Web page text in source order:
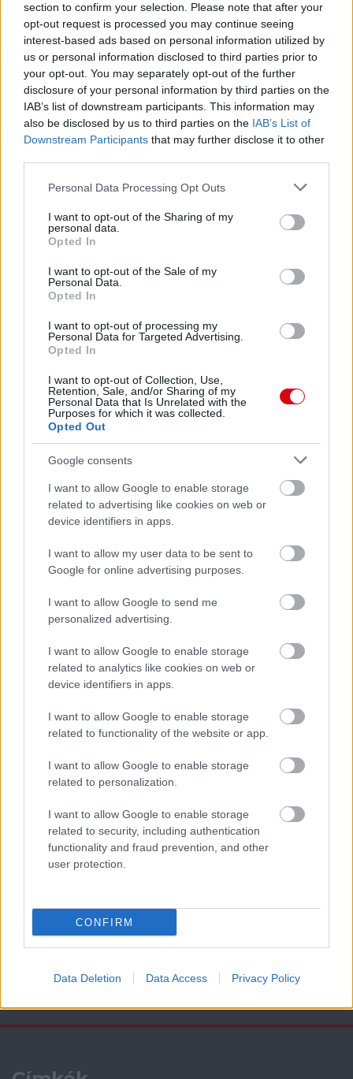
section to confirm your selection. Please note that after your
opt-out request is processed you may continue seeing
interest-based ads based on personal information utilized by
us or personal information disclosed to third parties prior to
your opt-out. You may separately opt-out of the further
disclosure of your personal information by third parties on the
IAB’s list of downstream participants. This information may
also be disclosed by us to third parties on the IAB’s List of
Downstream Participants that may further disclose it to other
Please note that this website/app uses one or more Google
not limited to your visit or usage behaviour. You may click to
grant or deny consent to Google and its third-party tags to
use your data for below specified purposes in below Google
consent section.
Personal Data Processing Opt Outs
I want to opt-out of the Sharing of my
personal data.
Opted In
I want to opt-out of the Sale of my
Personal Data.
Opted In
I want to opt-out of processing my
Personal Data for Targeted Advertising.
Opted In
I want to opt-out of Collection, Use,
Retention, Sale, and/or Sharing of my
Personal Data that Is Unrelated with the
Purposes for which it was collected.
Opted Out
Google consents
I want to allow Google to enable storage
related to advertising like cookies on web or
device identifiers in apps.
I want to allow my user data to be sent to
Google for online advertising purposes.
I want to allow Google to send me
personalized advertising.
I want to allow Google to enable storage
related to analytics like cookies on web or
device identifiers in apps.
I want to allow Google to enable storage
related to functionality of the website or app.
I want to allow Google to enable storage
related to personalization.
I want to allow Google to enable storage
related to security, including authentication
functionality and fraud prevention, and other
user protection.
CONFIRM
Data Deletion Data Access Privacy Policy
Meccs Center
Paris Saint-Germain
Manchester United
Nya Ullevi, Göteborg
2026-08-08 17:00
Leeds UnitedvsManchester United
AC Milan Manchester United 2026-08-15 18:00
Támogatás
Támogasd adományoddal
a ManUtdFanatics.hu működését!